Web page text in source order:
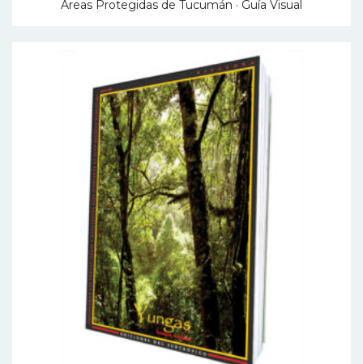
Áreas Protegidas de Tucumán · Guía Visual